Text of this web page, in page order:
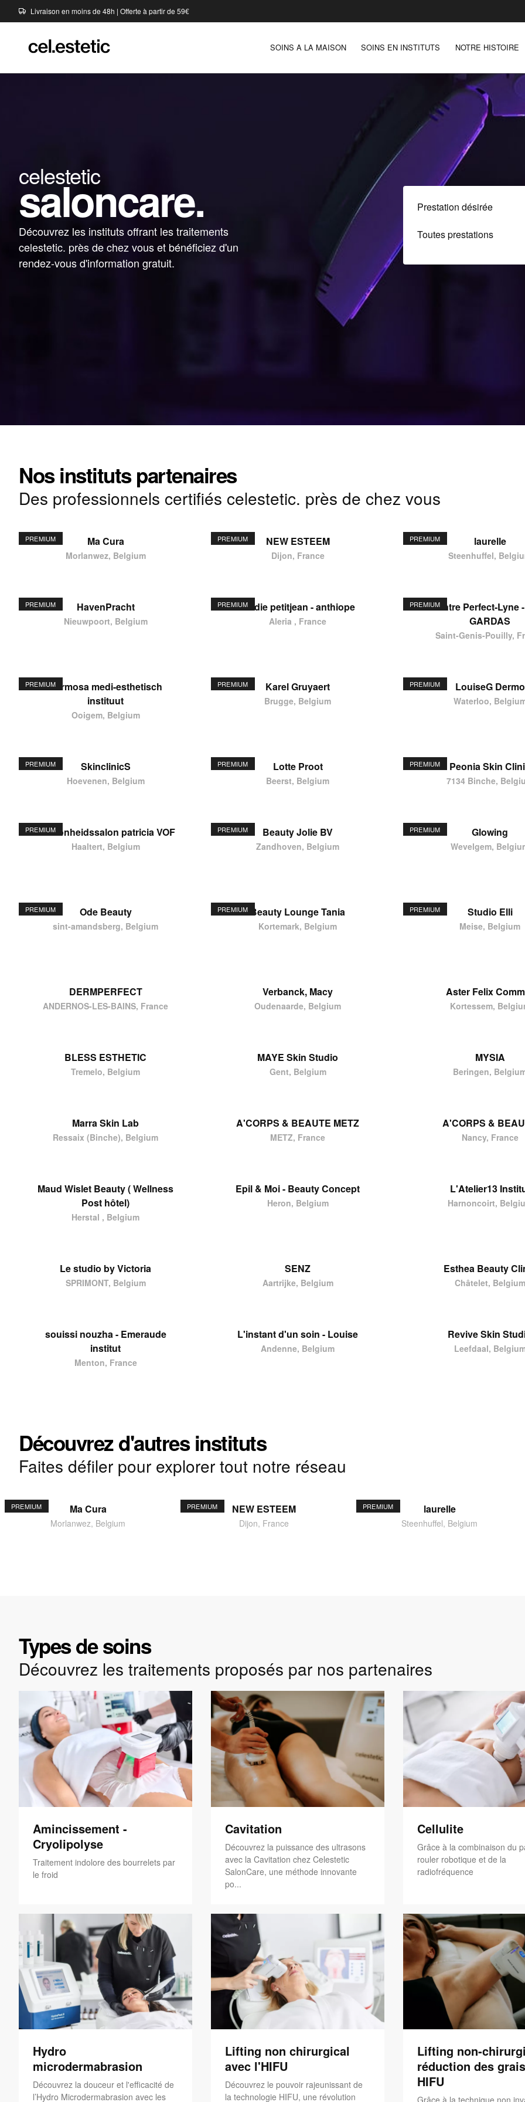
Livraison en moins de 48h | Offerte à partir de 59€
SOINS A LA MAISON SOINS EN INSTITUTS NOTRE HISTOIRE
celestetic
saloncare.
Découvrez les instituts offrant les traitements
celestetic. près de chez vous et bénéficiez d'un
rendez-vous d'information gratuit.
Prestation désirée
Nos instituts partenaires
Des professionnels certifiés celestetic. près de chez vous
PREMIUM Ma Cura
Morlanwez, Belgium
PREMIUM NEW ESTEEM
Dijon, France
PREMIUM laurelle
Steenhuffel,
PREMIUM HavenPracht
Nieuwpoort, Belgium
PREMIUMelodie petitjean - anthiope
Aleria , France
PREMIUMCentre Perfect-Lyne
GARDAS
Saint-Genis-Pouilly,
PREMIUMHermosa medi-esthetisch
instituut
Ooigem, Belgium
PREMIUM Karel Gruyaert
Brugge, Belgium
PREMIUM LouiseG Dermo
Waterloo,
PREMIUM SkinclinicS
Hoevenen, Belgium
PREMIUM Lotte Proot
Beerst, Belgium
PREMIUM Peonia Skin
7134 Binche,
PREMIUM
schoonheidssalon patricia VOF
Haaltert, Belgium
PREMIUM Beauty Jolie BV
Zandhoven, Belgium
PREMIUM Glowing
Wevelgem,
PREMIUM Ode Beauty
sint-amandsberg, Belgium
PREMIUM Beauty Lounge Tania
Kortemark, Belgium
PREMIUM Studio Elli
Meise, Belgium
DERMPERFECT
ANDERNOS-LES-BAINS, France
Verbanck, Macy
Oudenaarde, Belgium
Aster Felix
Kortessem,
BLESS ESTHETIC
Tremelo, Belgium
MAYE Skin Studio
Gent, Belgium
MYSIA
Beringen,
Marra Skin Lab
Ressaix (Binche), Belgium
A'CORPS & BEAUTE METZ
METZ, France
A'CORPS &
Nancy, France
Maud Wislet Beauty ( Wellness
Post hôtel)
Herstal , Belgium
Epil & Moi - Beauty Concept
Heron, Belgium
L'Atelier13
Harnoncoirt,
Le studio by Victoria
SPRIMONT, Belgium
SENZ
Aartrijke, Belgium
Esthea Beauty
Châtelet, Belgium
souissi nouzha - Emeraude
institut
Menton, France
L'instant d'un soin - Louise
Andenne, Belgium
Revive Skin
Leefdaal,
Découvrez d'autres instituts
Faites défiler pour explorer tout notre réseau
PREMIUM Ma Cura
Morlanwez, Belgium
PREMIUM NEW ESTEEM
Dijon, France
PREMIUM laurelle
Steenhuffel, Belgium
Types de soins
Découvrez les traitements proposés par nos partenaires
Amincissement -
Cryolipolyse
Traitement indolore des bourrelets par
le froid
Cavitation
Découvrez la puissance des ultrasons
avec la Cavitation chez Celestetic
SalonCare, une méthode innovante
po...
Cellulite
Grâce à la combinaison du
rouler robotique et de la
radiofréquence
Hydro
microdermabrasion
Découvrez la douceur et l'efficacité de
l’Hydro Microdermabrasion avec les
Lifting non chirurgical
avec l'HIFU
Découvrez le pouvoir rajeunissant de
la technologie HIFU, une révolution
Lifting non-
réduction des
HIFU